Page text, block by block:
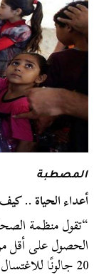
المصطبة
أعداء الحياة ..
“تقول منظمة
الحصول على أقل
20 جالونًا للاغتسال والعيش بكرامة”